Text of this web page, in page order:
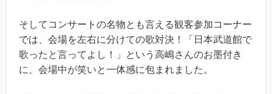
そしてコンサートの名物とも言える観客参加コーナー
では、会場を左右に分けての歌対決！「日本武道館で
歌ったと言ってよし！」という高嶋さんのお墨付き
に、会場中が笑いと一体感に包まれました。